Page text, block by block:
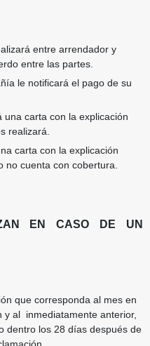
entre arrendador y
entre las partes.
le notificará el pago de su
una carta con la explicación
realizará.
carta con la explicación
no cuenta con cobertura.
EN CASO DE UN
que corresponda al mes en
y al inmediatamente anterior,
dentro los 28 días después de